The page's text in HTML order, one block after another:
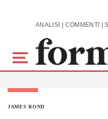
Skip to main content
JAMES BOND